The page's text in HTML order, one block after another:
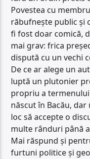
Povestea cu
răbufnește public și
fi fost doar comică,
mai grav: frica
dispută cu un vechi
De ce ar alege un
luptă un plutonier
propriu a termenului
născut în Bacău, dar
loc să accepte o
multe rânduri până
Mai răspund și
furtuni politice și